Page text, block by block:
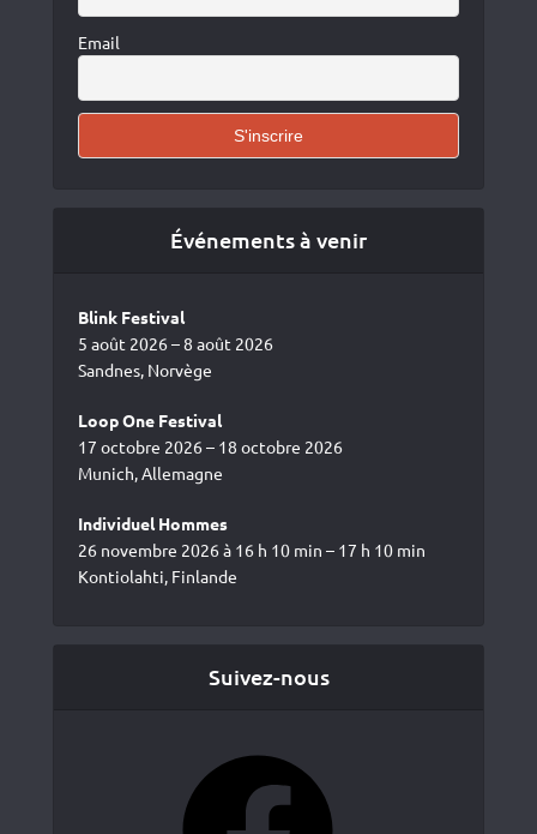
Email
Événements à venir
Blink Festival
5 août 2026 – 8 août 2026
Sandnes, Norvège
Loop One Festival
17 octobre 2026 – 18 octobre 2026
Munich, Allemagne
Individuel Hommes
26 novembre 2026 à 16 h 10 min – 17 h 10 min
Kontiolahti, Finlande
Suivez-nous